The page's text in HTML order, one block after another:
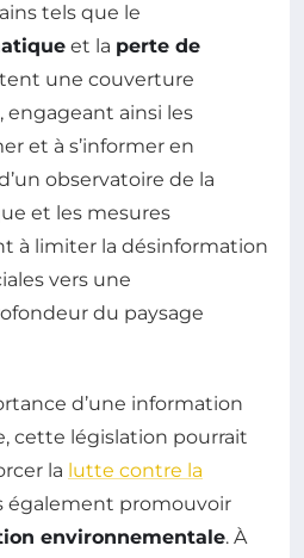
tels que le
et la perte de
une couverture
ainsi les
et à s’informer en
observatoire de la
et les mesures
à limiter la désinformation
vers une
du paysage
d’une information
cette législation pourrait
la lutte contre la
également promouvoir
environnementale. À